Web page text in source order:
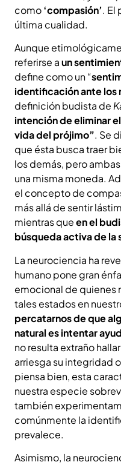
como‘compasión’. El
última cualidad.
Aunque
referirse aun
define como un “
identificación ante los
definición budista de
intención de eliminar
vida del prójimo”. Se
que ésta busca traer
los demás, pero
una misma moneda.
el concepto de
más allá de sentir
mientras queen el
búsqueda activa de la
La neurociencia ha
humano pone gran
emocional de quienes
tales estados en
percatarnos de que
natural es intentar
no resulta extraño
arriesga su integridad
piensa bien, esta
nuestra especie
también
comúnmente la
prevalece.
Asimismo, la